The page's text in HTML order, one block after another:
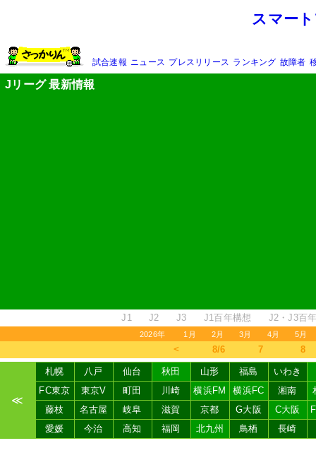
スマー
試合速報 ニュース プレスリリース ランキング 故障者
Jリーグ 最新情報
J1 J2 J3 J1百年構想 J2・J3百
2026年 1月 2月 3月 4月 5月
＜ 8/6 7 8
≪
札幌 八戸 仙台 秋田 山形 福島
いわき
FC東京
東京V 町田 川崎 横浜FM 横浜FC 湘南
藤枝
名古屋 岐阜 滋賀 京都 G大阪 C大阪
愛媛
今治 高知 福岡 北九州 鳥栖 長崎